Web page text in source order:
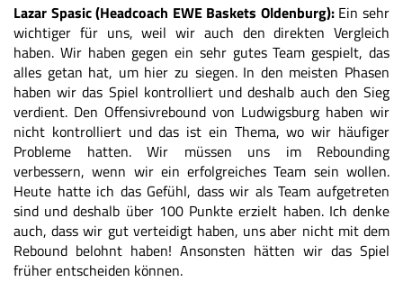
Lazar Spasic (Headcoach EWE Baskets Oldenburg):Ein sehr
wichtiger für uns, weil wir auch den direkten Vergleich
haben. Wir haben gegen ein sehr gutes Team gespielt, das
alles getan hat, um hier zu siegen. In den meisten Phasen
haben wir das Spiel kontrolliert und deshalb auch den Sieg
verdient. Den Offensivrebound von Ludwigsburg haben wir
nicht kontrolliert und das ist ein Thema, wo wir häufiger
Probleme hatten. Wir müssen uns im Rebounding
verbessern, wenn wir ein erfolgreiches Team sein wollen.
Heute hatte ich das Gefühl, dass wir als Team aufgetreten
sind und deshalb über 100 Punkte erzielt haben. Ich denke
auch, dass wir gut verteidigt haben, uns aber nicht mit dem
Rebound belohnt haben! Ansonsten hätten wir das Spiel
früher entscheiden können.